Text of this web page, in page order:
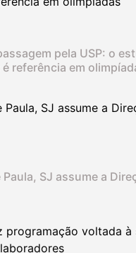
pela USP: o
é referência em
SJ assume a